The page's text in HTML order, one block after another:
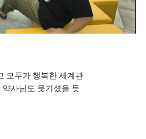
모두가 행복한 세계관.
약사님도 웃기셨을 듯